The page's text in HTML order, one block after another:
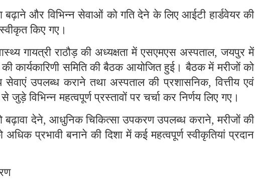
बढ़ाने और विभिन्न सेवाओं को गति देने के लिए आईटी हार्डवेयर की
किए गए।
गायत्री राठौड़ की अध्यक्षता में एसएमएस अस्पताल,जयपुर में
कार्यकारिणी समिति की बैठक आयोजित हुई। बैठक में मरीजों को
सेवाएं उपलब्ध कराने तथा अस्पताल की प्रशासनिक,वित्तीय एवं
विभिन्न महत्वपूर्ण प्रस्तावों पर चर्चा कर निर्णय लिए गए।
देने, आधुनिक चिकित्सा उपकरण उपलब्ध कराने,मरीजों की
अधिक प्रभावी बनाने की दिशा में कई महत्वपूर्ण स्वीकृतियां प्रदान